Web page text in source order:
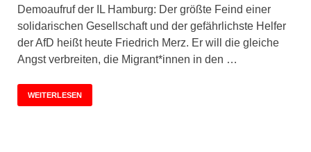
Demoaufruf der IL Hamburg: Der größte Feind einer
solidarischen Gesellschaft und der gefährlichste Helfer
der AfD heißt heute Friedrich Merz. Er will die gleiche
Angst verbreiten, die Migrant*innen in den …
WEITERLESEN